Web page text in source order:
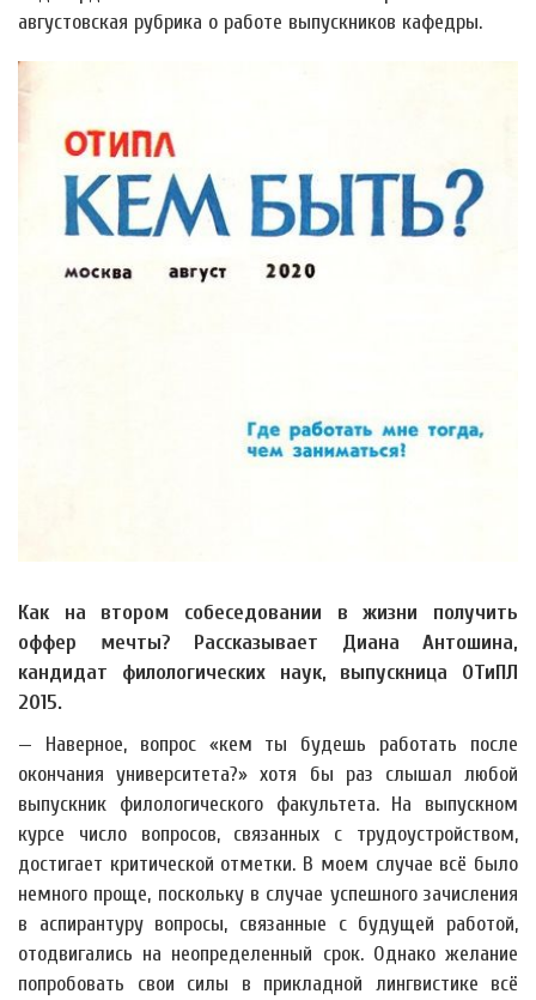
августовская рубрика о работе выпускников кафедры.
Как на втором собеседовании в жизни получить
оффер мечты? Рассказывает Диана Антошина,
кандидат филологических наук, выпускница ОТиПЛ
2015.
— Наверное, вопрос «кем ты будешь работать после
окончания университета?» хотя бы раз слышал любой
выпускник филологического факультета. На выпускном
курсе число вопросов, связанных с трудоустройством,
достигает критической отметки. В моем случае всё было
немного проще, поскольку в случае успешного зачисления
в аспирантуру вопросы, связанные с будущей работой,
отодвигались на неопределенный срок. Однако желание
попробовать свои силы в прикладной лингвистике всё